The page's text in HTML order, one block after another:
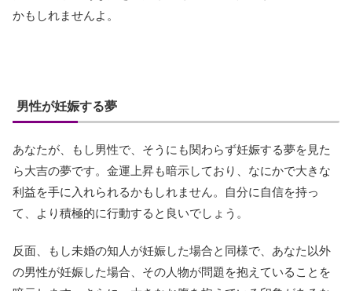
かもしれませんよ。
男性が妊娠する夢
あなたが、もし男性で、そうにも関わらず妊娠する夢を見た
ら大吉の夢です。金運上昇も暗示しており、なにかで大きな
利益を手に入れられるかもしれません。自分に自信を持っ
て、より積極的に行動すると良いでしょう。
反面、もし未婚の知人が妊娠した場合と同様で、あなた以外
の男性が妊娠した場合、その人物が問題を抱えていることを